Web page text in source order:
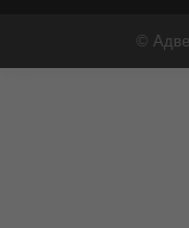
©